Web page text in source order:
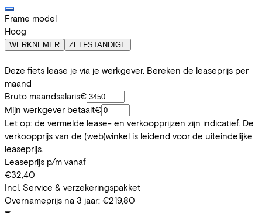
Frame model
Hoog
WERKNEMER ZELFSTANDIGE
Deze fiets lease je via je werkgever. Bereken de leaseprijs per
maand
Bruto maandsalaris€
Mijn werkgever betaalt€
Let op: de vermelde lease- en verkoopprijzen zijn indicatief. De
verkoopprijs van de (web)winkel is leidend voor de uiteindelijke
leaseprijs.
Leaseprijs p/m vanaf
€32,40
Incl. Service & verzekeringspakket
Overnameprijs na 3 jaar: €219,80